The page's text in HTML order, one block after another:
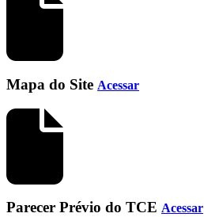
Mapa do Site Acessar
Parecer Prévio do TCE Acessar